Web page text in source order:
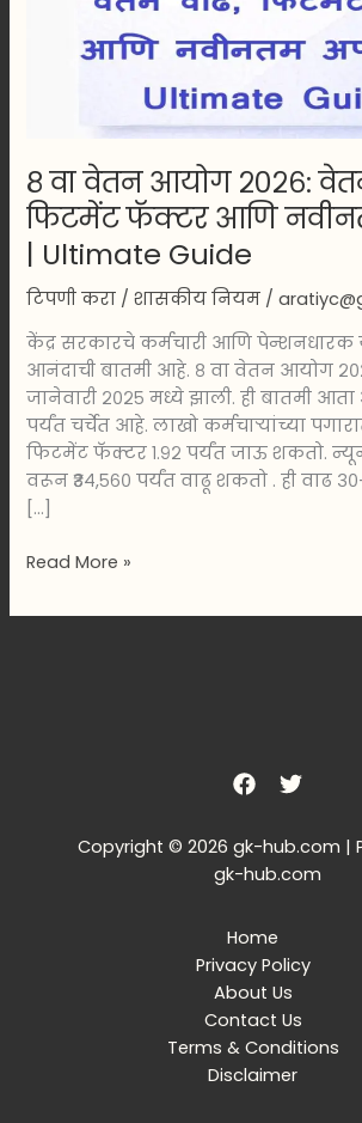
८ वा वेतन आयोग २०२६:
फिटमेंट फॅक्टर आणि
| Ultimate Guide
टिपणी करा /शासकीय नियम /
केंद्र सरकारचे कर्मचारी आणि पेन्शनधारक
आनंदाची बातमी आहे. ८ वा वेतन आयोग
जानेवारी २०२५ मध्ये झाली. ही बातमी
पर्यंत चर्चेत आहे. लाखो कर्मचाऱ्यांच्या
फिटमेंट फॅक्टर १.९२ पर्यंत जाऊ शकतो.
वरून ₹३४,५६० पर्यंत वाढू शकतो . ही वाढ
[…]
नवीनतम
अपडेट्स
|
Ultimate
Guide
Read More »
Copyright © 2026 gk-hub.com |
gk-hub.com
Home
Privacy Policy
About Us
Contact Us
Terms & Conditions
Disclaimer